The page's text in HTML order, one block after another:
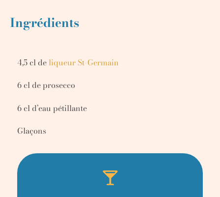
Ingrédients
4,5 cl de liqueur St-Germain
6 cl de prosecco
6 cl d’eau pétillante
Glaçons